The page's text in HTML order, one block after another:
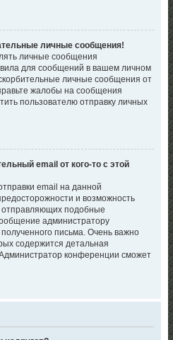
личные сообщения!
личные сообщения
для сообщений в вашем личном
личные сообщения от
жалобы на сообщения
пользователю отправку личных
email от кого-то с этой
email на данной
и возможность
отправляющих подобные
администратору
письма. Очень важно
содержится детальная
конференции сможет